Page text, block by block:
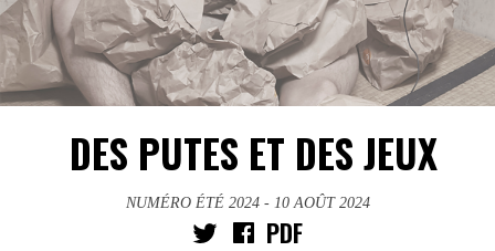
DES PUTES ET DES JEUX
NUMÉRO ÉTÉ 2024 - 10 AOÛT 2024
PDF